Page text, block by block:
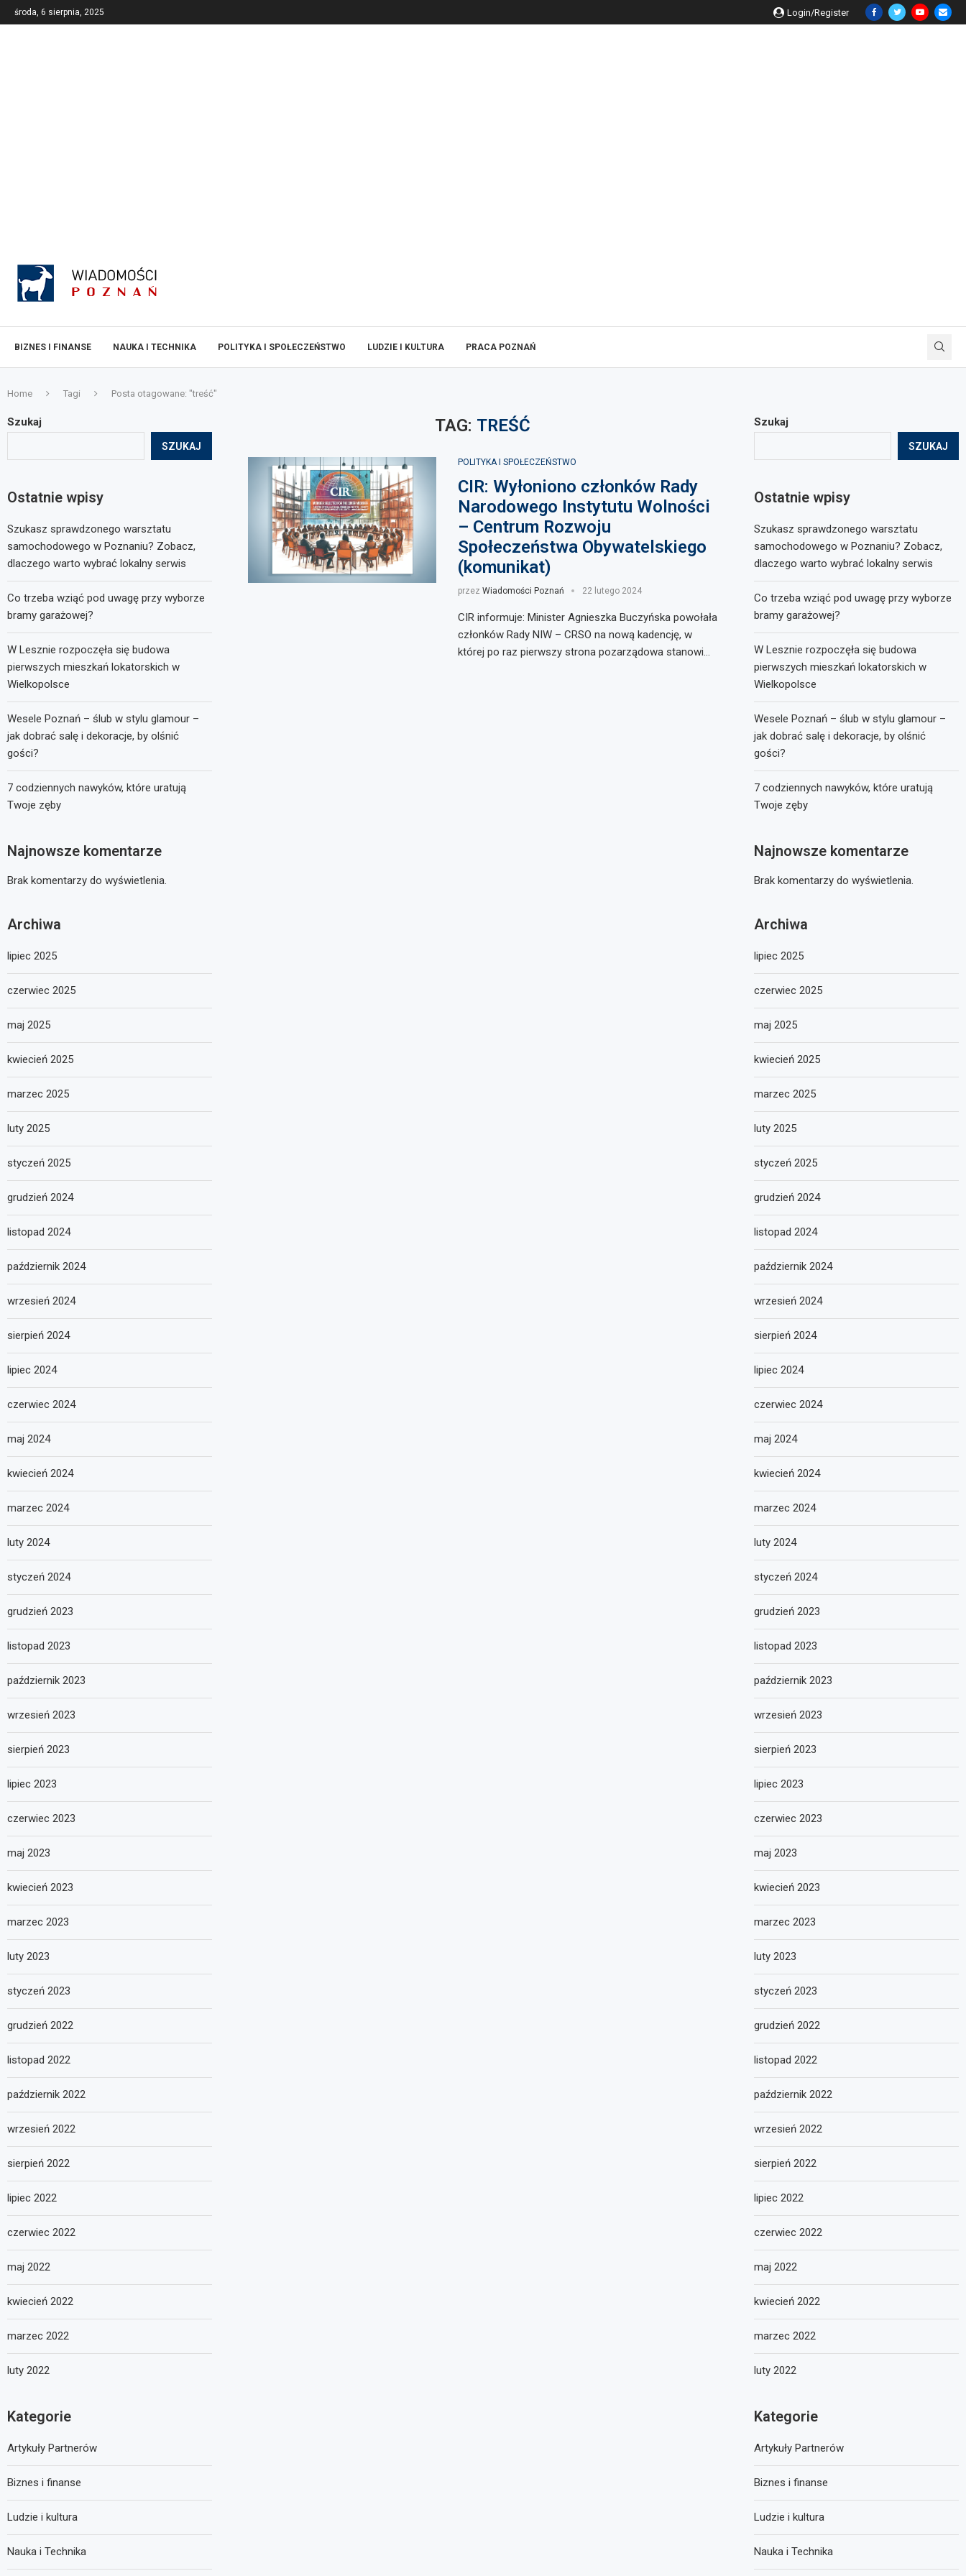
środa, 6 sierpnia, 2025 Login/Register
BIZNES I FINANSE NAUKA I TECHNIKA POLITYKA I SPOŁECZEŃSTWO LUDZIE I KULTURA PRACA POZNAŃ
Home Tagi Posta otagowane: "treść"
TAG: TREŚĆ
POLITYKA I SPOŁECZEŃSTWO
CIR: Wyłoniono członków Rady
Narodowego Instytutu Wolności
– Centrum Rozwoju
Społeczeństwa Obywatelskiego
(komunikat)
przez Wiadomości Poznań 22 lutego 2024
CIR informuje: Minister Agnieszka Buczyńska powołała
członków Rady NIW – CRSO na nową kadencję, w
której po raz pierwszy strona pozarządowa stanowi…
Szukaj
SZUKAJ
Ostatnie wpisy
Szukasz sprawdzonego warsztatu
samochodowego w Poznaniu? Zobacz,
dlaczego warto wybrać lokalny serwis
Co trzeba wziąć pod uwagę przy wyborze
bramy garażowej?
W Lesznie rozpoczęła się budowa
pierwszych mieszkań lokatorskich w
Wielkopolsce
Wesele Poznań – ślub w stylu glamour –
jak dobrać salę i dekoracje, by olśnić
gości?
7 codziennych nawyków, które uratują
Twoje zęby
Najnowsze komentarze
Brak komentarzy do wyświetlenia.
Archiwa
lipiec 2025
czerwiec 2025
maj 2025
kwiecień 2025
marzec 2025
luty 2025
styczeń 2025
grudzień 2024
listopad 2024
październik 2024
wrzesień 2024
sierpień 2024
lipiec 2024
czerwiec 2024
maj 2024
kwiecień 2024
marzec 2024
luty 2024
styczeń 2024
grudzień 2023
listopad 2023
październik 2023
wrzesień 2023
sierpień 2023
lipiec 2023
czerwiec 2023
maj 2023
kwiecień 2023
marzec 2023
luty 2023
styczeń 2023
grudzień 2022
listopad 2022
październik 2022
wrzesień 2022
sierpień 2022
lipiec 2022
czerwiec 2022
maj 2022
kwiecień 2022
marzec 2022
luty 2022
Kategorie
Artykuły Partnerów
Biznes i finanse
Ludzie i kultura
Nauka i Technika
Szukaj
SZUKAJ
Ostatnie wpisy
Szukasz sprawdzonego warsztatu
samochodowego w Poznaniu? Zobacz,
dlaczego warto wybrać lokalny serwis
Co trzeba wziąć pod uwagę przy wyborze
bramy garażowej?
W Lesznie rozpoczęła się budowa
pierwszych mieszkań lokatorskich w
Wielkopolsce
Wesele Poznań – ślub w stylu glamour –
jak dobrać salę i dekoracje, by olśnić
gości?
7 codziennych nawyków, które uratują
Twoje zęby
Najnowsze komentarze
Brak komentarzy do wyświetlenia.
Archiwa
lipiec 2025
czerwiec 2025
maj 2025
kwiecień 2025
marzec 2025
luty 2025
styczeń 2025
grudzień 2024
listopad 2024
październik 2024
wrzesień 2024
sierpień 2024
lipiec 2024
czerwiec 2024
maj 2024
kwiecień 2024
marzec 2024
luty 2024
styczeń 2024
grudzień 2023
listopad 2023
październik 2023
wrzesień 2023
sierpień 2023
lipiec 2023
czerwiec 2023
maj 2023
kwiecień 2023
marzec 2023
luty 2023
styczeń 2023
grudzień 2022
listopad 2022
październik 2022
wrzesień 2022
sierpień 2022
lipiec 2022
czerwiec 2022
maj 2022
kwiecień 2022
marzec 2022
luty 2022
Kategorie
Artykuły Partnerów
Biznes i finanse
Ludzie i kultura
Nauka i Technika